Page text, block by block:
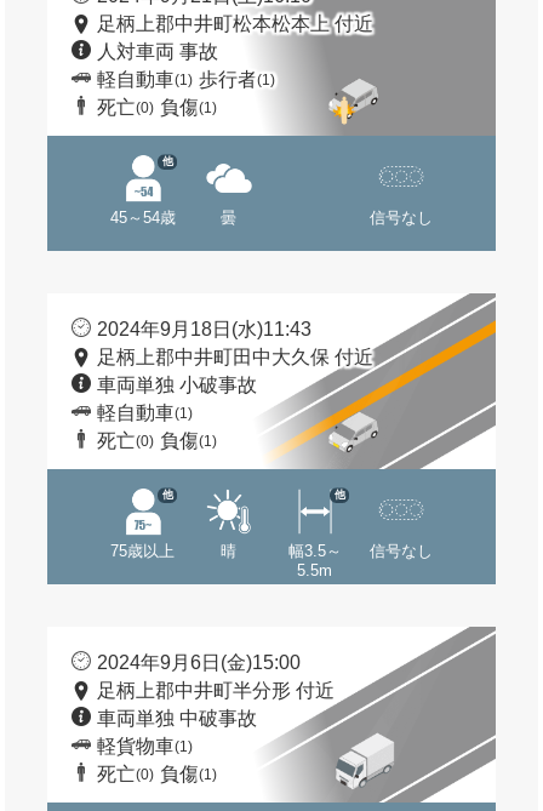
足柄上郡中井町松本松本上 付近
人対車両 事故
軽自動車(1) 歩行者(1)
死亡(0) 負傷(1)
45～54歳
他
曇 信号なし
2024年9月18日(水)11:43
足柄上郡中井町田中大久保 付近
車両単独 小破事故
軽自動車(1)
死亡(0) 負傷(1)
75歳以上
他
晴
幅3.5～
5.5m
他
信号なし
2024年9月6日(金)15:00
足柄上郡中井町半分形 付近
車両単独 中破事故
軽貨物車(1)
死亡(0) 負傷(1)